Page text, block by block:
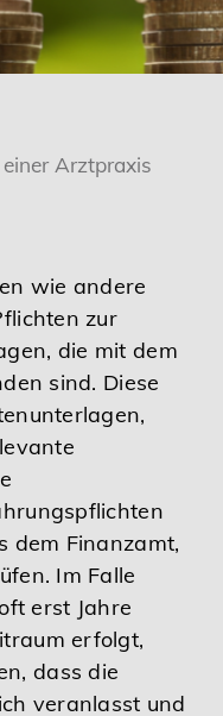
Arztpraxis
wie andere
zur
die mit dem
sind. Diese
dem Finanzamt,
Im Falle
erst Jahre
erfolgt,
dass die
veranlasst und